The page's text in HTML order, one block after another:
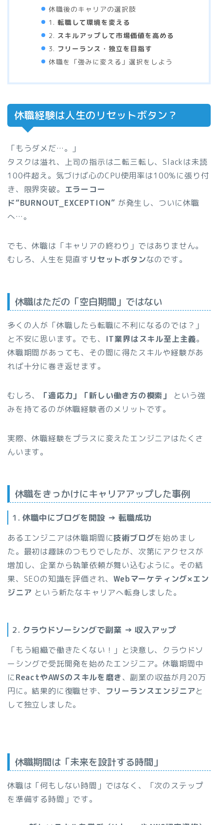
休職後のキャリアの選択肢
1.転職して環境を変える
2. スキルアップして市場価値を高める
3. フリーランス・独立を目指す
休職を「強みに変える」選択をしよう
休職経験は人生のリセットボタン？
「もうダメだ…。」
タスクは溢れ、上司の指示は二転三転し、Slackは未読
100件超え。気づけば心のCPU使用率は100%に張り付
き、限界突破。 エラーコー
ド“BURNOUT_EXCEPTION” が発生し、ついに休職
へ…。
でも、休職は「キャリアの終わり」ではありません。
むしろ、人生を見直す リセットボタンなのです。
休職はただの「空白期間」ではない
多くの人が「休職したら転職に不利になるのでは？」
と不安に思います。でも、
IT業界はスキル至上主義。
休職期間があっても、その間に得たスキルや経験があ
れば十分に巻き返せます。
むしろ、 「適応力」「新しい働き方の模索」
という強
みを持てるのが休職経験者のメリットです。
実際、休職経験をプラスに変えたエンジニアはたくさ
んいます。
休職をきっかけにキャリアアップした事例
1. 休職中にブログを開設 → 転職成功
あるエンジニアは休職期間に技術ブログを始めまし
た。最初は趣味のつもりでしたが、次第にアクセスが
増加し、企業から執筆依頼が舞い込むように。その結
果、SEOの知識を評価され、Webマーケティング×エン
ジニア という新たなキャリアへ転身しました。
2. クラウドソーシングで副業 → 収入アップ
「もう組織で働きたくない！」と決意し、クラウドソ
ーシングで受託開発を始めたエンジニア。休職期間中
にReactやAWSのスキルを磨き、副業の収益が月20万
円に。結果的に復職せず、
フリーランスエンジニアと
して独立しました。
休職期間は「未来を設計する時間」
休職は「何もしない時間」ではなく、「次のステップ
を準備する時間」です。